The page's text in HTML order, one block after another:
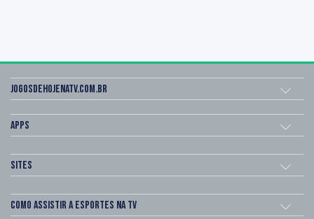
Jogosdehojenatv.com.br
Apps
Sites
Como assistir a esportes na TV